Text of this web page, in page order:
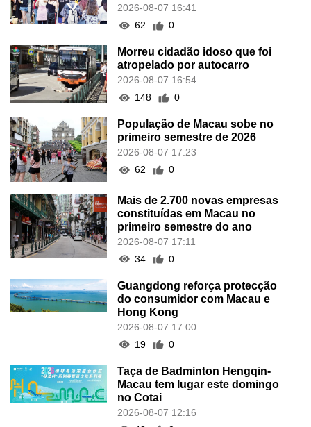
2026-08-07 16:41
62
0
Morreu cidadão idoso que foi
atropelado por autocarro
2026-08-07 16:54
148
0
População de Macau sobe no
primeiro semestre de 2026
2026-08-07 17:23
62
0
Mais de 2.700 novas empresas
constituídas em Macau no
primeiro semestre do ano
2026-08-07 17:11
34
0
Guangdong reforça protecção
do consumidor com Macau e
Hong Kong
2026-08-07 17:00
19
0
Taça de Badminton Hengqin-
Macau tem lugar este domingo
no Cotai
2026-08-07 12:16